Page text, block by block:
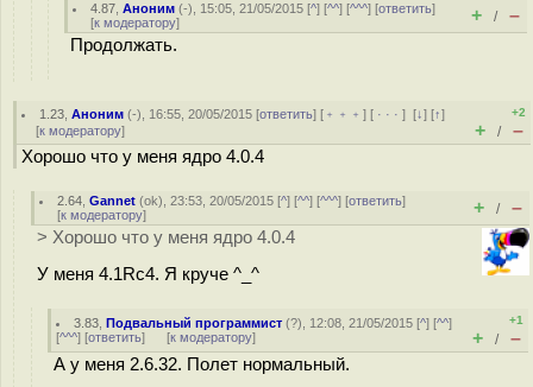
4.87 ,Аноним (-), 15:05, 21/05/2015 [^] [^^] [^^^] [ответить]
[к модератору] + / –
Продолжать.
1.23 ,Аноним (-), 16:55, 20/05/2015 [ответить] [ ﹢﹢﹢] [ · · ·][↓] [↑]
[к модератору]
+2
+ / –
Хорошо что у меня ядро 4.0.4
2.64 ,Gannet (ok), 23:53, 20/05/2015 [^] [^^] [^^^] [ответить]
[к модератору] + / –
> Хорошо что у меня ядро 4.0.4
У меня 4.1Rc4. Я круче ^_^
3.83 ,Подвальный программист (?), 12:08, 21/05/2015 [^] [^^]
[^^^] [ответить] [к модератору]
+1
+ / –
А у меня 2.6.32. Полет нормальный.